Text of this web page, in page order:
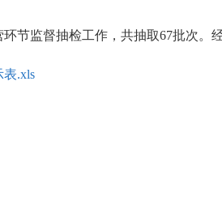
监督抽检工作，共抽取67批次。经
表.xls